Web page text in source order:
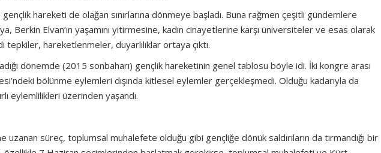
hareketi de olağan sınırlarına dönmeye başladı. Buna rağmen çeşitli gündemlere
Berkin Elvan’ın yaşamını yitirmesine, kadın cinayetlerine karşı üniversiteler ve esas olarak
hareketlenmeler, duyarlılıklar ortaya çıktı.
dönemde (2015 sonbaharı) gençlik hareketinin genel tablosu böyle idi. İki kongre arası
bölünme eylemleri dışında kitlesel eylemler gerçekleşmedi. Olduğu kadarıyla da
eylemlilikleri üzerinden yaşandı.
uzanan süreç, toplumsal muhalefete olduğu gibi gençliğe dönük saldırıların da tırmandığı bir